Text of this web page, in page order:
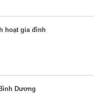
hoạt gia đình
Dương